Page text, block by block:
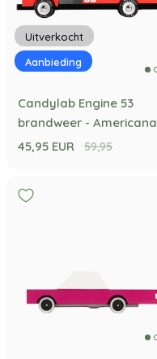
Uitverkocht
Aanbieding
Candylab Engine 53
brandweer - Americana
45,95 EUR
59,95